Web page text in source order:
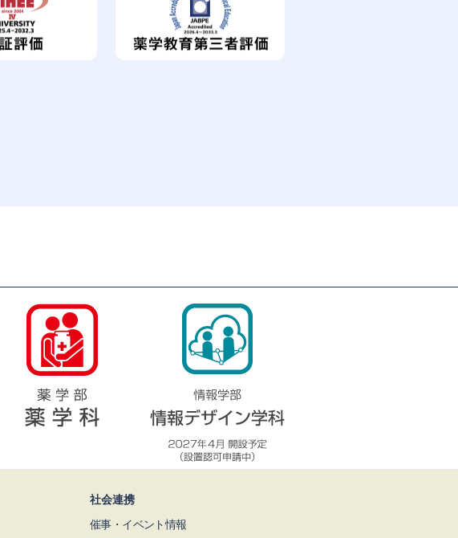
社会連携
催事・イベント情報